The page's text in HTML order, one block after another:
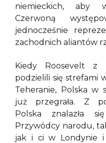
niemieckich, aby
Czerwoną
jednocześnie
zachodnich aliantów
Kiedy Roosevelt z
podzielili się strefami
Teheranie, Polska w
już przegrała. Z
Polska znalazła
Przywódcy narodu,
jak i ci w Londynie i